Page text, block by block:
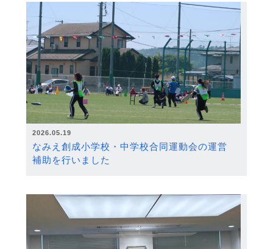
2026.05.19
なみえ創成小学校・中学校合同運動会の運営
補助を行いました